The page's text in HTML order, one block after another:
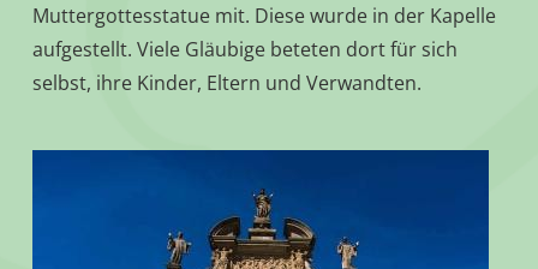
Muttergottesstatue mit. Diese wurde in der Kapelle
aufgestellt. Viele Gläubige beteten dort für sich
selbst, ihre Kinder, Eltern und Verwandten.